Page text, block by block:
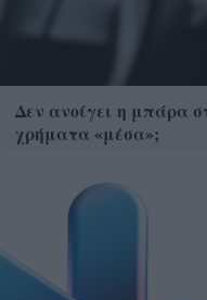
Δεν ανοίγει η μπάρα
χρήματα «μέσα»;